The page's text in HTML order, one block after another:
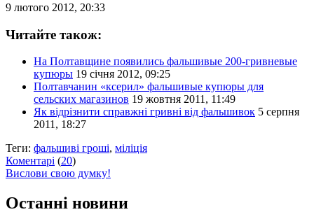
9 лютого 2012, 20:33
Читайте також:
На Полтавщине появились фальшивые 200-гривневые
купюры 19 січня 2012, 09:25
Полтавчанин «ксерил» фальшивые купюры для
сельских магазинов 19 жовтня 2011, 11:49
Як відрізнити справжні гривні від фальшивок 5 серпня
2011, 18:27
Теги: фальшиві гроші, міліція
Коментарі (20)
Вислови свою думку!
Останні новини